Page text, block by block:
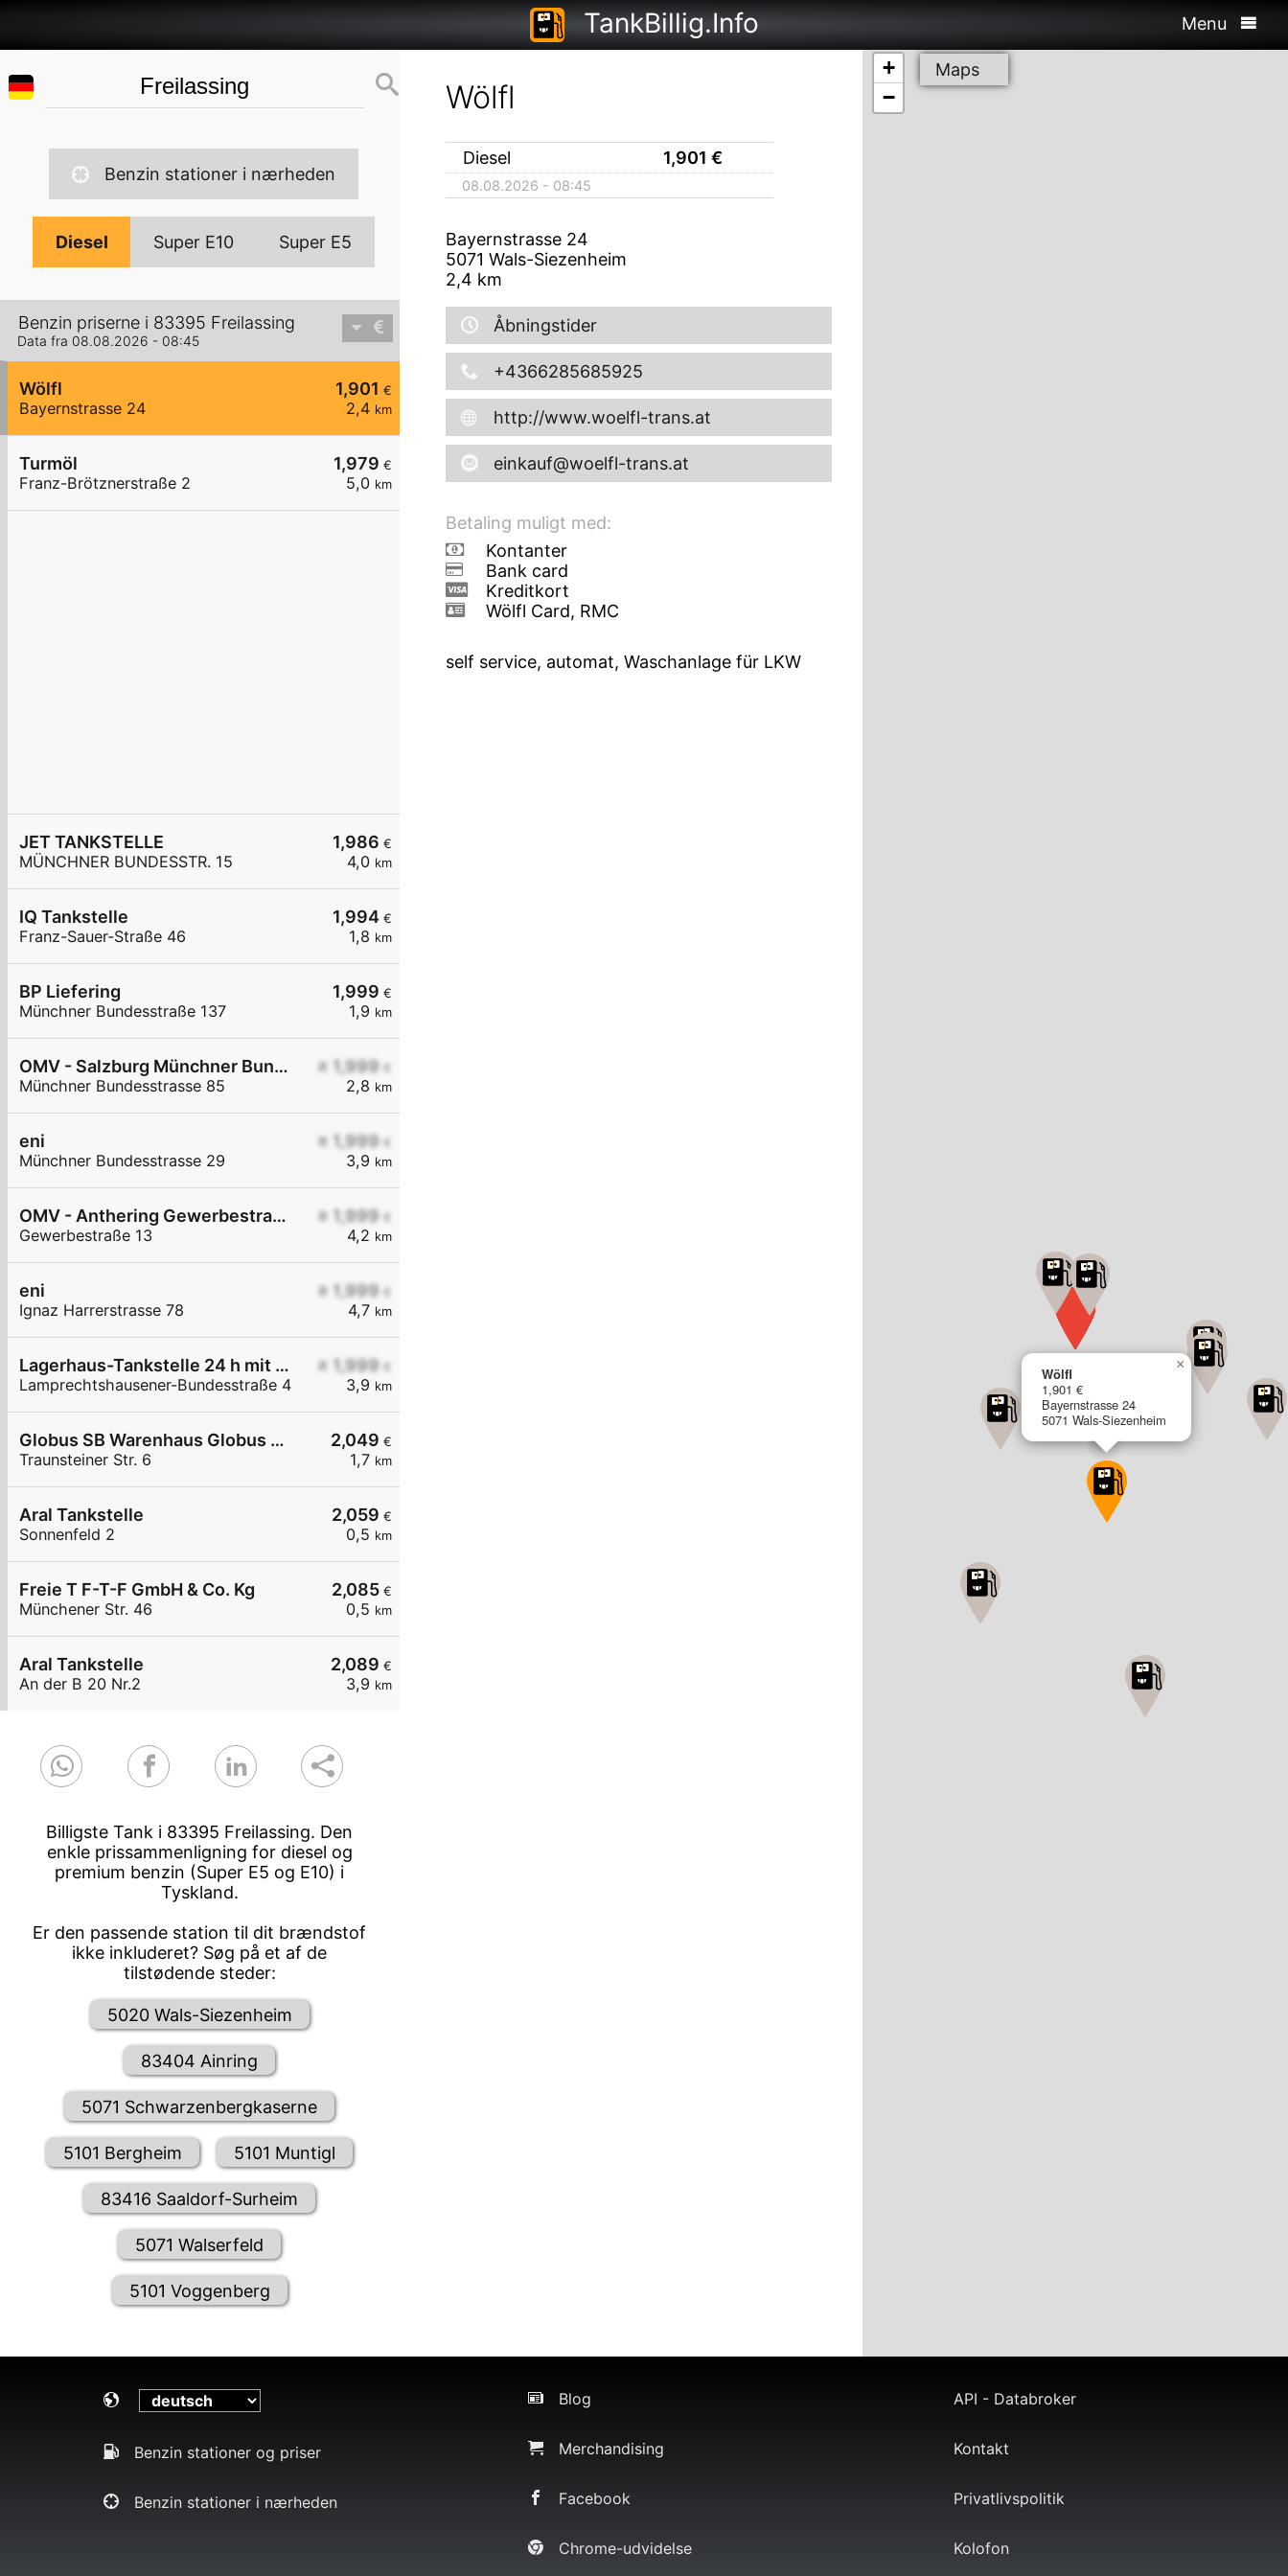
TankBillig.Info Menu
Benzin stationer i nærheden
Diesel Super E10 Super E5
Benzin priserne i 83395 Freilassing
Data fra 08.08.2026 - 08:45
1,901 €
2,4 km
Wölfl
Bayernstrasse 24
1,979 €
5,0 km
Turmöl
Franz-Brötznerstraße 2
1,986 €
4,0 km
JET TANKSTELLE
MÜNCHNER BUNDESSTR. 15
1,994 €
1,8 km
IQ Tankstelle
Franz-Sauer-Straße 46
1,999 €
1,9 km
BP Liefering
Münchner Bundesstraße 137
≥ 1,999 €
2,8 km
OMV - Salzburg Münchner Bundesstraße 85
Münchner Bundesstrasse 85
≥ 1,999 €
3,9 km
eni
Münchner Bundesstrasse 29
≥ 1,999 €
4,2 km
OMV - Anthering Gewerbestraße 13
Gewerbestraße 13
≥ 1,999 €
4,7 km
eni
Ignaz Harrerstrasse 78
≥ 1,999 €
3,9 km
Lagerhaus-Tankstelle 24 h mit Waschportal
Lamprechtshausener-Bundesstraße 4
2,049 €
1,7 km
Globus SB Warenhaus Globus Handelshof St. Wendel GmbH & Co. KG Betriebsstätte Freilassing
Traunsteiner Str. 6
2,059 €
0,5 km
Aral Tankstelle
Sonnenfeld 2
2,085 €
0,5 km
Freie T F-T-F GmbH & Co. Kg
Münchener Str. 46
2,089 €
3,9 km
Aral Tankstelle
An der B 20 Nr.2
Billigste Tank i 83395 Freilassing. Den
enkle prissammenligning for diesel og
premium benzin (Super E5 og E10) i
Tyskland.
Er den passende station til dit brændstof
ikke inkluderet? Søg på et af de
tilstødende steder:
5020 Wals-Siezenheim
83404 Ainring
5071 Schwarzenbergkaserne
5101 Bergheim 5101 Muntigl
83416 Saaldorf-Surheim
5071 Walserfeld
5101 Voggenberg
Wölfl
Diesel 1,901 €
08.08.2026 - 08:45
Bayernstrasse 24
5071 Wals-Siezenheim
2,4 km
Åbningstider
+4366285685925
http://www.woelfl-trans.at
einkauf@woelfl-trans.at
Betaling muligt med:
Kontanter
Bank card
Kreditkort
Wölfl Card, RMC
self service, automat, Waschanlage für LKW
Wölfl
1,901 €
Bayernstrasse 24
5071 Wals-Siezenheim
×
+
−
Maps
Benzin stationer og priser
Benzin stationer i nærheden
Blog
Merchandising
Facebook
Chrome-udvidelse
API - Databroker
Kontakt
Privatlivspolitik
Kolofon